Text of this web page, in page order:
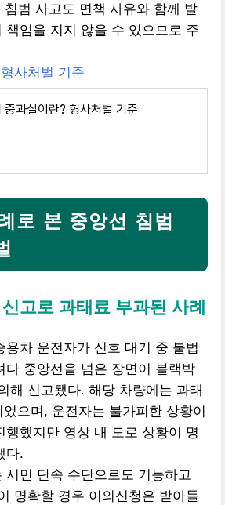
범 사고도 면책 사유와 함께 발
책임을 지지 않을 수 있으므로 주
사처벌 기준
중과실이란? 형사처벌 기준
로 본 중앙선 침범
고로 과태료 부과된 사례
용차 운전자가 신호 대기 중 불법
다 중앙선을 넘은 장면이 블랙박
해 신고됐다. 해당 차량에는 과태
으며, 운전자는 불가피한 상황이
행했지만 영상 내 도로 상황이 명
다.
시민 단속 수단으로도 기능하고
명확할 경우 이의신청은 받아들